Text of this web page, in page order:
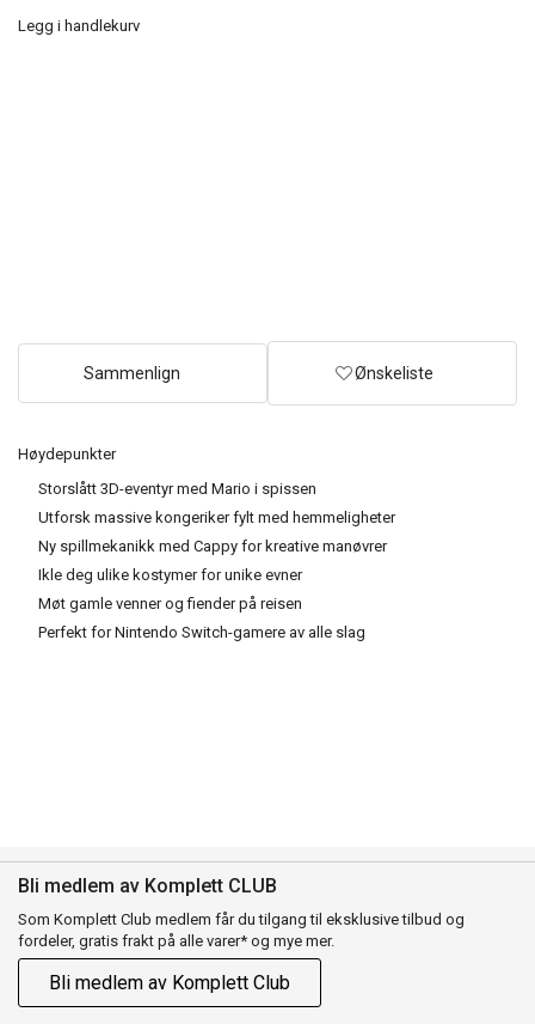
Høydepunkter
Storslått 3D-eventyr med Mario i spissen
Utforsk massive kongeriker fylt med hemmeligheter
Ny spillmekanikk med Cappy for kreative manøvrer
Ikle deg ulike kostymer for unike evner
Møt gamle venner og fiender på reisen
Perfekt for Nintendo Switch-gamere av alle slag
Legg i handlekurv
Sammenlign Ønskeliste
Bli medlem av Komplett CLUB
Som Komplett Club medlem får du tilgang til eksklusive tilbud og
fordeler, gratis frakt på alle varer* og mye mer.
Bli medlem av Komplett Club